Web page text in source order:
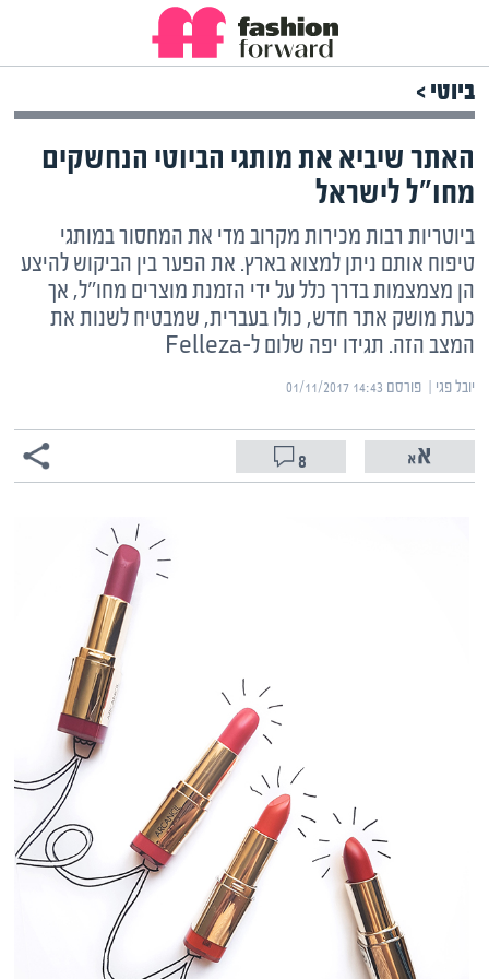
ביוטי >
האתר שיביא את מותגי הביוטי הנחשקים
מחו"ל לישראל
ביוטריות רבות מכירות מקרוב מדי את המחסור במותגי
טיפוח אותם ניתן למצוא בארץ. את הפער בין הביקוש להיצע
הן מצמצמות בדרך כלל על ידי הזמנת מוצרים מחו"ל, אך
כעת מושק אתר חדש, כולו בעברית, שמבטיח לשנות את
המצב הזה. תגידו יפה שלום ל-Felleza
יובל פגי | ‏פורסם ‎01/11/2017 14:43
8